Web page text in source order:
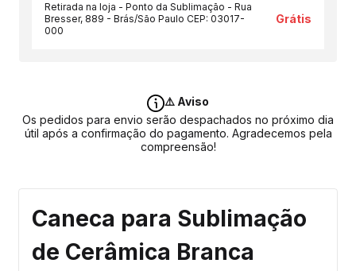
Retirada na loja - Ponto da Sublimação - Rua
Bresser, 889 - Brás/São Paulo CEP: 03017-
000
Grátis
⚠️ Aviso
Os pedidos para envio serão despachados no próximo dia
útil após a confirmação do pagamento. Agradecemos pela
compreensão!
Caneca para Sublimação
de Cerâmica Branca